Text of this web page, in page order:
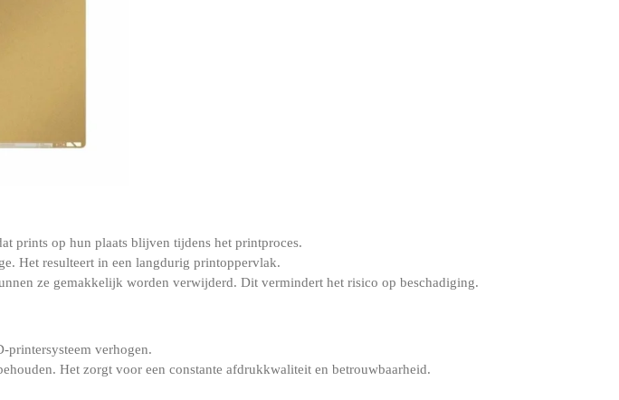
prints op hun plaats blijven tijdens het printproces.
Het resulteert in een langdurig printoppervlak.
ze gemakkelijk worden verwijderd. Dit vermindert het risico op beschadiging.
printersysteem verhogen.
Het zorgt voor een constante afdrukkwaliteit en betrouwbaarheid.